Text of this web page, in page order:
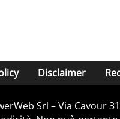
Disclaimer
Srl – Via Cavour